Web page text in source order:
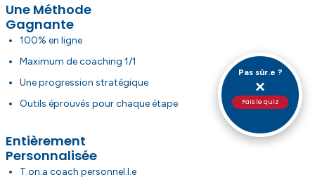
×
Pas sûr.e ?
Fais le quiz
Une Méthode
Gagnante
100% en ligne
Maximum de coaching 1/1
Une progression stratégique
Outils éprouvés pour chaque étape
Entièrement
Personnalisée
T.on.a coach personnel.l.e